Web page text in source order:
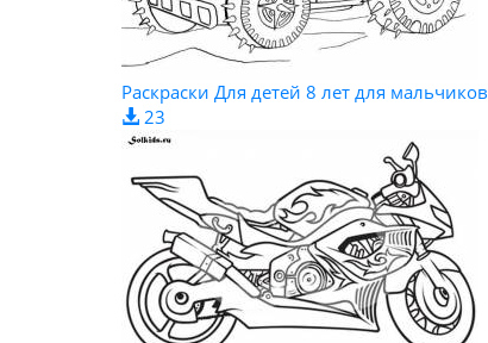
Раскраски Для детей 8 лет для мальчиков
23